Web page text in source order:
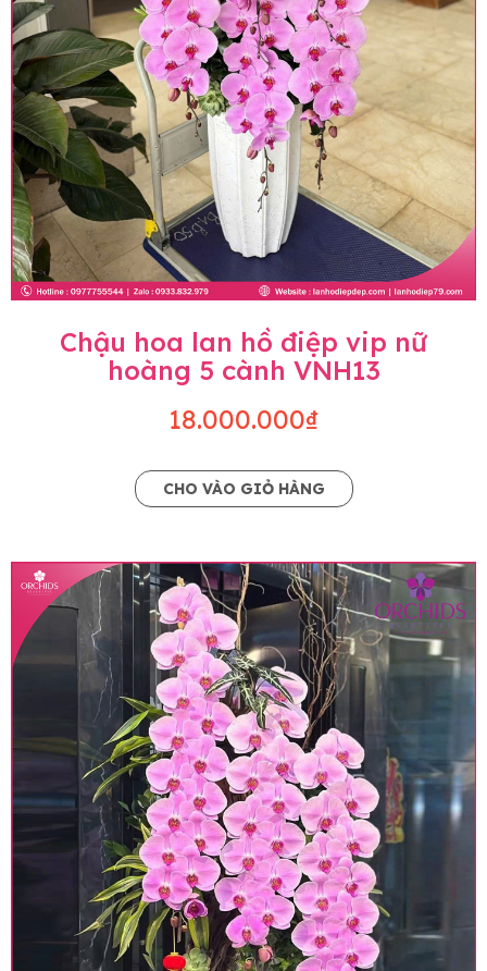
Chậu hoa lan hồ điệp vip nữ
hoàng 5 cành VNH13
18.000.000₫
CHO VÀO GIỎ HÀNG